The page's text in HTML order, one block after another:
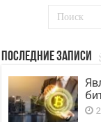
Последние записи